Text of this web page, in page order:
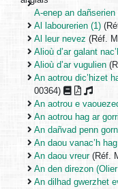
A-enep an dañserien
Al labourerien (1)
Al leur nevez (Réf.
Alioù d’ar galant
Alioù d’ar vugulien
An aotrou dic’hizet
00364)
An aotrou e
An aotrou hag ar
An dañvad penn
An daou vanac’h
An daou vreur(Réf.
An den direzon
An dilhad gwerzhet